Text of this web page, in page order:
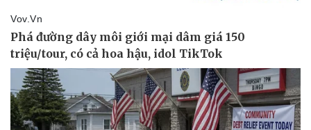
Thể thao
Bóng đá
Lịch thi đấu bóng đá
Thế giới thể thao
eSports
Hậu trường
Ô tô - Xe máy
Ô tô
Xe máy
Tư vấn